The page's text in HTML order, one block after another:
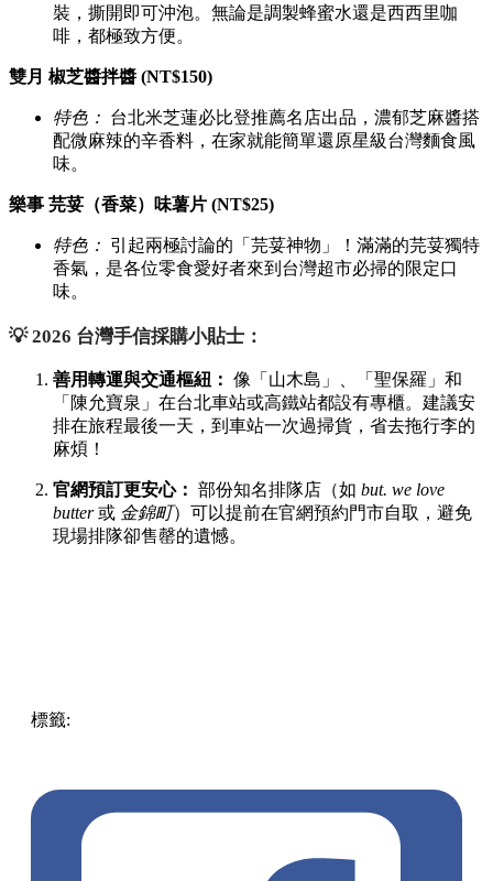
裝，撕開即可沖泡。無論是調製蜂蜜水還是西西里咖
啡，都極致方便。
雙月 椒芝醬拌醬 (NT$150)
特色： 台北米芝蓮必比登推薦名店出品，濃郁芝麻醬搭
配微麻辣的辛香料，在家就能簡單還原星級台灣麵食風
味。
樂事 芫荽（香菜）味薯片 (NT$25)
特色： 引起兩極討論的「芫荽神物」！滿滿的芫荽獨特
香氣，是各位零食愛好者來到台灣超市必掃的限定口
味。
💡 2026 台灣手信採購小貼士：
善用轉運與交通樞紐： 像「山木島」、「聖保羅」和
「陳允寶泉」在台北車站或高鐵站都設有專櫃。建議安
排在旅程最後一天，到車站一次過掃貨，省去拖行李的
麻煩！
官網預訂更安心： 部份知名排隊店（如 but. we love
butter或 金錦町）可以提前在官網預約門市自取，避免
現場排隊卻售罄的遺憾。
標籤: